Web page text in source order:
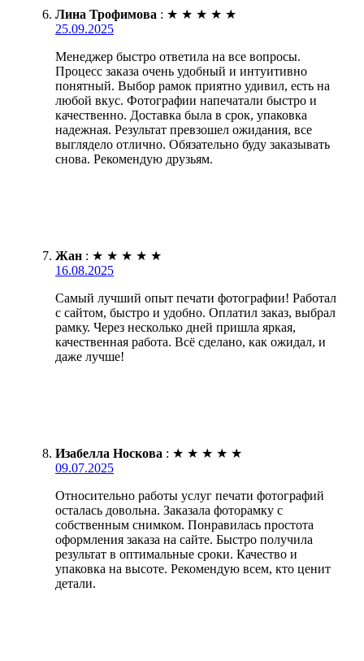
Лина Трофимова : ★ ★ ★ ★ ★
25.09.2025
Менеджер быстро ответила на все вопросы.
Процесс заказа очень удобный и интуитивно
понятный. Выбор рамок приятно удивил, есть на
любой вкус. Фотографии напечатали быстро и
качественно. Доставка была в срок, упаковка
надежная. Результат превзошел ожидания, все
выглядело отлично. Обязательно буду заказывать
снова. Рекомендую друзьям.
Жан : ★ ★ ★ ★ ★
16.08.2025
Самый лучший опыт печати фотографии! Работал
с сайтом, быстро и удобно. Оплатил заказ, выбрал
рамку. Через несколько дней пришла яркая,
качественная работа. Всё сделано, как ожидал, и
даже лучше!
Изабелла Носкова : ★ ★ ★ ★ ★
09.07.2025
Относительно работы услуг печати фотографий
осталась довольна. Заказала фоторамку с
собственным снимком. Понравилась простота
оформления заказа на сайте. Быстро получила
результат в оптимальные сроки. Качество и
упаковка на высоте. Рекомендую всем, кто ценит
детали.